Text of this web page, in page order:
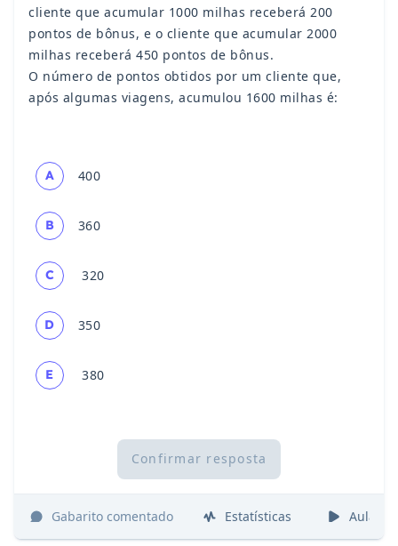
cliente que acumular 1000 milhas receberá 200
pontos de bônus, e o cliente que acumular 2000
milhas receberá 450 pontos de bônus.
O número de pontos obtidos por um cliente que,
após algumas viagens, acumulou 1600 milhas é:
A 400
B 360
C 320
D 350
E 380
Confirmar resposta
Gabarito comentado Estatísticas Aulas